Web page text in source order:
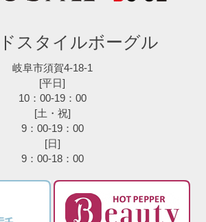
スタイルボーグル
岐阜市須賀4-18-1
[平日]
10：00-19：00
[土・祝]
9：00-19：00
[日]
9：00-18：00